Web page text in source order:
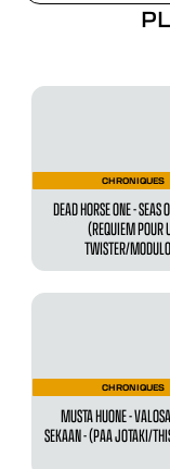
CHRONIQUES
DEAD HORSE ONE - SEAS
(REQUIEM POUR
TWISTER/
CHRONIQUES
MUSTA HUONE -
SEKAAN - (PAA JOTAKI/